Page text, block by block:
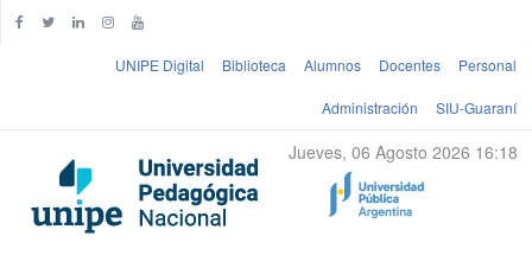
UNIPE Digital Biblioteca Alumnos Docentes Personal
Administración SIU-Guaraní
Jueves, 06 Agosto 2026 16:18